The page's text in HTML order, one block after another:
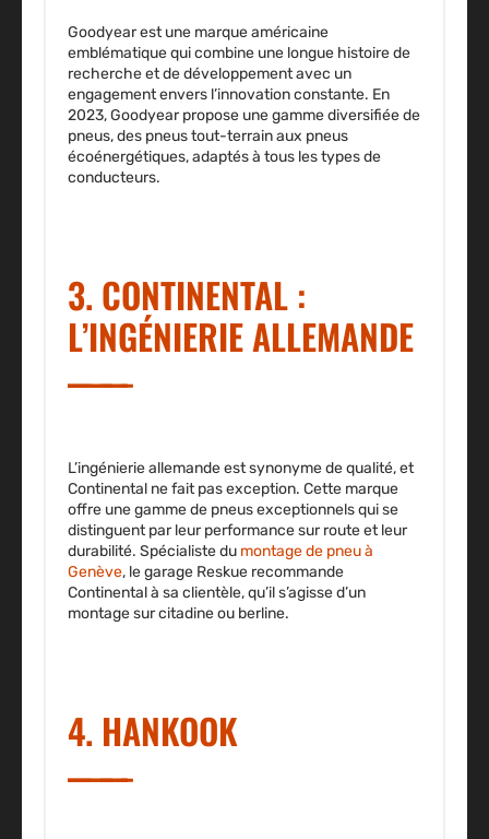
Goodyear est une marque américaine
emblématique qui combine une longue histoire de
recherche et de développement avec un
engagement envers l’innovation constante. En
2023, Goodyear propose une gamme diversifiée de
pneus, des pneus tout-terrain aux pneus
écoénergétiques, adaptés à tous les types de
conducteurs.
3. CONTINENTAL :
L’INGÉNIERIE ALLEMANDE
L’ingénierie allemande est synonyme de qualité, et
Continental ne fait pas exception. Cette marque
offre une gamme de pneus exceptionnels qui se
distinguent par leur performance sur route et leur
durabilité. Spécialiste du montage de pneu à
Genève, le garage Reskue recommande
Continental à sa clientèle, qu’il s’agisse d’un
montage sur citadine ou berline.
4. HANKOOK